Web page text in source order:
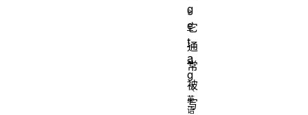
。
它
通
常
被
写
g
e
t
a
g